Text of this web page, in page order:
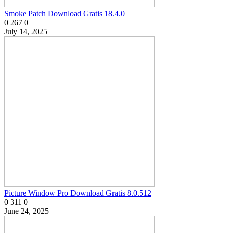
Smoke Patch Download Gratis 18.4.0
0 267 0
July 14, 2025
Picture Window Pro Download Gratis 8.0.512
0 311 0
June 24, 2025